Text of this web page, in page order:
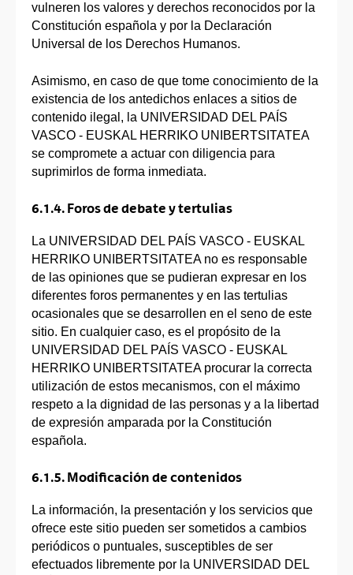
vulneren los valores y derechos reconocidos por la
Constitución española y por la Declaración
Universal de los Derechos Humanos.
Asimismo, en caso de que tome conocimiento de la
existencia de los antedichos enlaces a sitios de
contenido ilegal, la UNIVERSIDAD DEL PAÍS
VASCO - EUSKAL HERRIKO UNIBERTSITATEA
se compromete a actuar con diligencia para
suprimirlos de forma inmediata.
6.1.4. Foros de debate y tertulias
La UNIVERSIDAD DEL PAÍS VASCO - EUSKAL
HERRIKO UNIBERTSITATEA no es responsable
de las opiniones que se pudieran expresar en los
diferentes foros permanentes y en las tertulias
ocasionales que se desarrollen en el seno de este
sitio. En cualquier caso, es el propósito de la
UNIVERSIDAD DEL PAÍS VASCO - EUSKAL
HERRIKO UNIBERTSITATEA procurar la correcta
utilización de estos mecanismos, con el máximo
respeto a la dignidad de las personas y a la libertad
de expresión amparada por la Constitución
española.
6.1.5. Modificación de contenidos
La información, la presentación y los servicios que
ofrece este sitio pueden ser sometidos a cambios
periódicos o puntuales, susceptibles de ser
efectuados libremente por la UNIVERSIDAD DEL